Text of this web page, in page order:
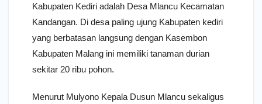
Kabupaten Kediri adalah Desa Mlancu Kecamatan
Kandangan. Di desa paling ujung Kabupaten kediri
yang berbatasan langsung dengan Kasembon
Kabupaten Malang ini memiliki tanaman durian
sekitar 20 ribu pohon.
Menurut Mulyono Kepala Dusun Mlancu sekaligus